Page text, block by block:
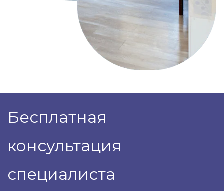
Бесплатная
консультация
специалиста